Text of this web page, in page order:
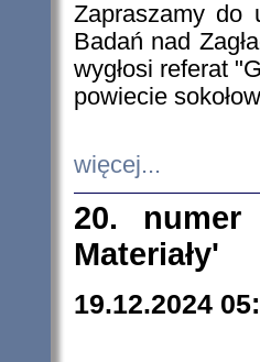
Zapraszamy do
Badań nad
wygłosi referat
powiecie
więcej...
20. numer
Materiały'
19.12.2024